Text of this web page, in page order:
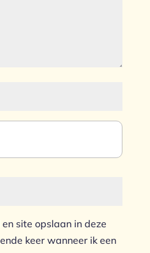
site opslaan in deze
keer wanneer ik een